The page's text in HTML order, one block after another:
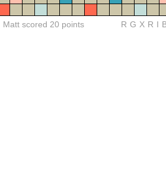
Matt scored 20 points